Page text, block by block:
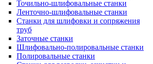
Точильно-шлифовальные станки
Ленточно-шлифовальные станки
Станки для шлифовки и сопряжения
труб
Заточные станки
Шлифовально-полировальные станки
Полировальные станки